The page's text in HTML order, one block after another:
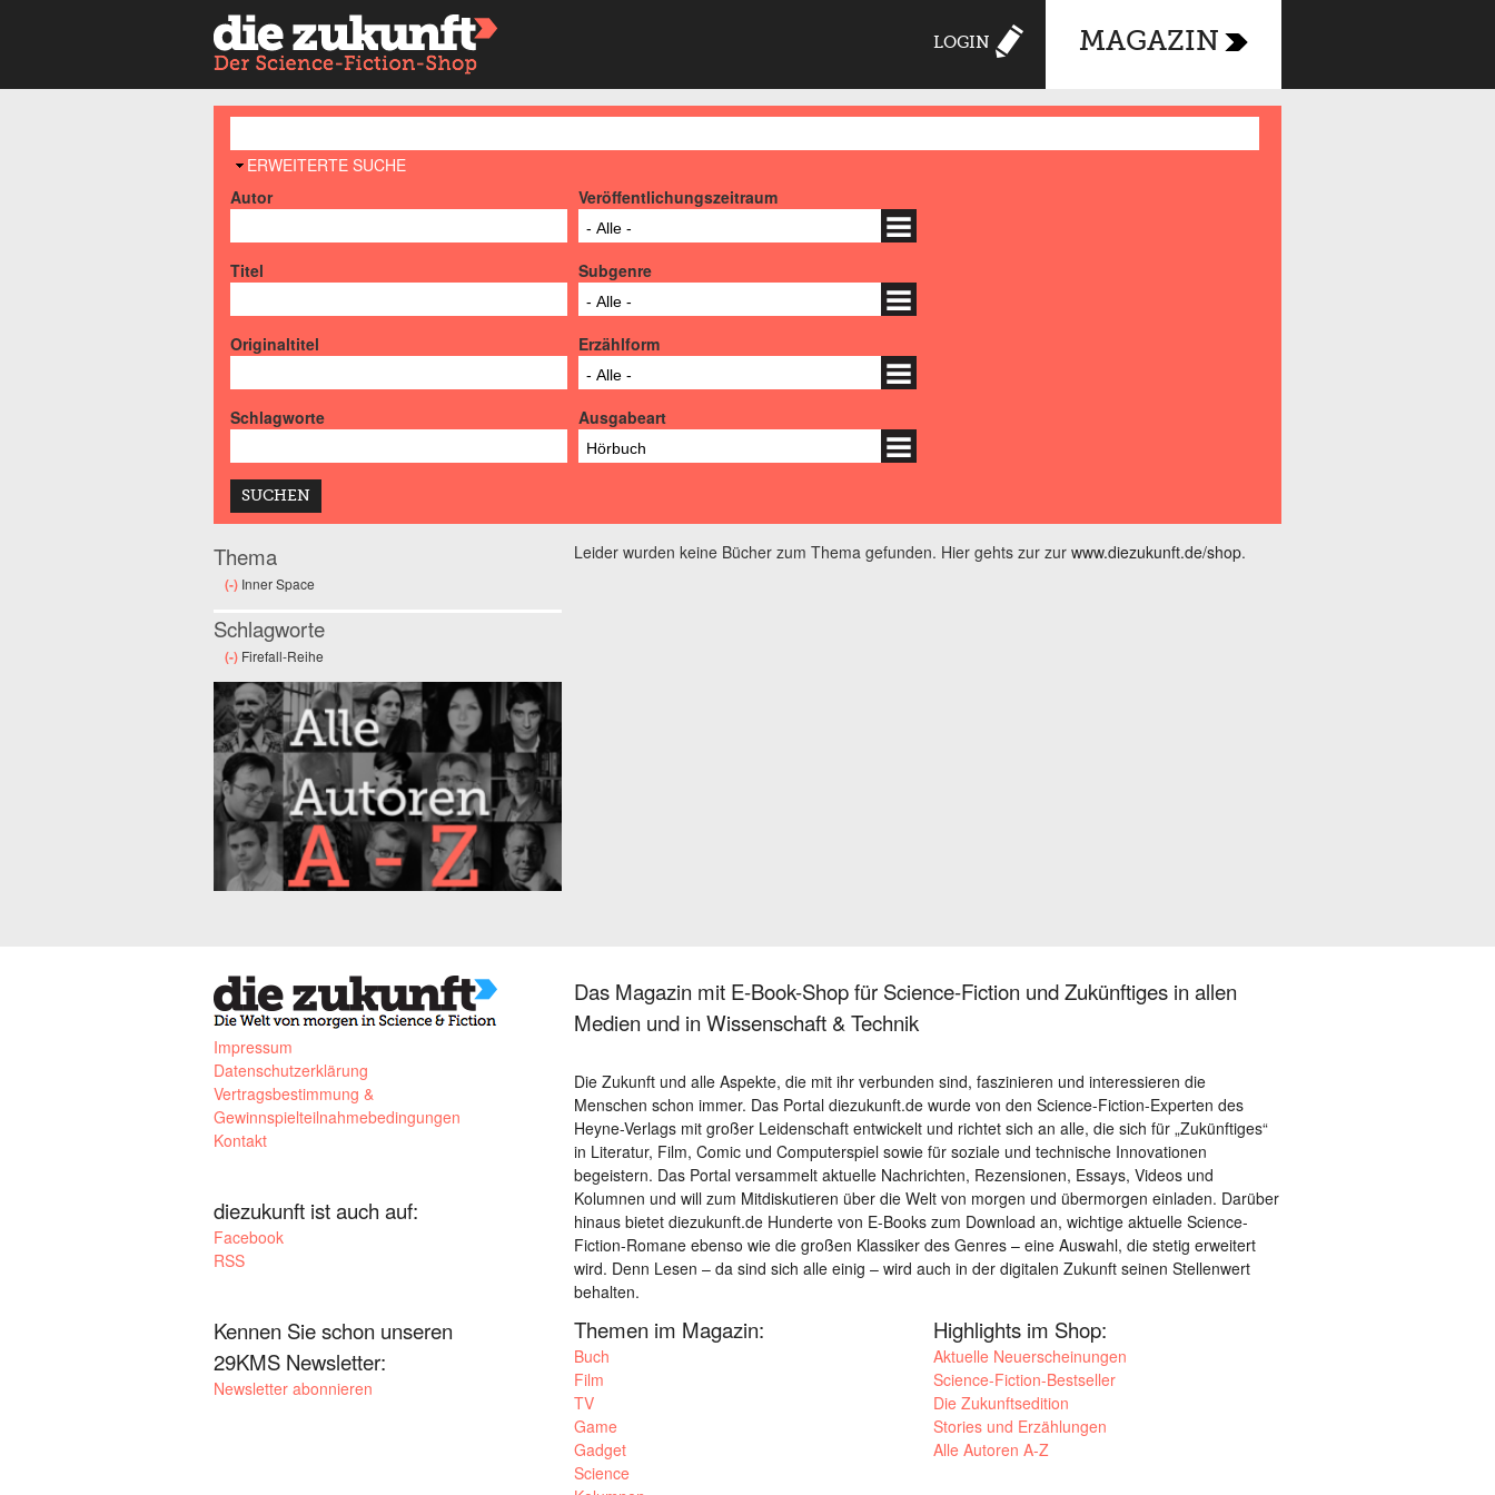
LOGIN MAGAZIN
AUSBLENDEN
ERWEITERTE SUCHE
Autor
Veröffentlichungszeitraum
- Alle -
Titel Subgenre
- Alle -
Originaltitel Erzählform
- Alle -
Schlagworte Ausgabeart
Hörbuch
Leider wurden keine Bücher zum Thema gefunden. Hier gehts zur zur www.diezukunft.de/shop.
Thema
(-) Remove Inner Space filter
Inner Space
Schlagworte
(-) Remove Firefall-Reihe filter
Firefall-Reihe
Impressum
Datenschutzerklärung
Vertragsbestimmung &
Gewinnspielteilnahmebedingungen
Kontakt
diezukunft ist auch auf:
Facebook
RSS
Kennen Sie schon unseren
29KMS Newsletter:
Newsletter abonnieren
Das Magazin mit E-Book-Shop für Science-Fiction und Zukünftiges in allen
Medien und in Wissenschaft & Technik
Die Zukunft und alle Aspekte, die mit ihr verbunden sind, faszinieren und interessieren die
Menschen schon immer. Das Portal diezukunft.de wurde von den Science-Fiction-Experten des
Heyne-Verlags mit großer Leidenschaft entwickelt und richtet sich an alle, die sich für „Zukünftiges“
in Literatur, Film, Comic und Computerspiel sowie für soziale und technische Innovationen
begeistern. Das Portal versammelt aktuelle Nachrichten, Rezensionen, Essays, Videos und
Kolumnen und will zum Mitdiskutieren über die Welt von morgen und übermorgen einladen. Darüber
hinaus bietet diezukunft.de Hunderte von E-Books zum Download an, wichtige aktuelle Science-
Fiction-Romane ebenso wie die großen Klassiker des Genres – eine Auswahl, die stetig erweitert
wird. Denn Lesen – da sind sich alle einig – wird auch in der digitalen Zukunft seinen Stellenwert
behalten.
Themen im Magazin:
Buch
Film
TV
Game
Gadget
Science
Highlights im Shop:
Aktuelle Neuerscheinungen
Science-Fiction-Bestseller
Die Zukunftsedition
Stories und Erzählungen
Alle Autoren A-Z